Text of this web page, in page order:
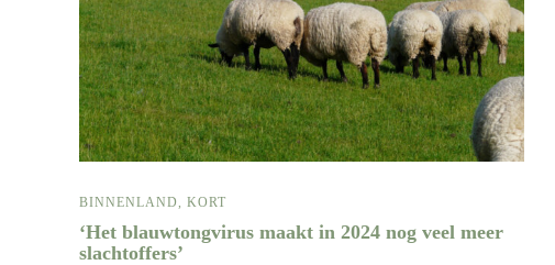
BINNENLAND KORT
‘Het blauwtongvirus maakt in 2024 nog veel meer
slachtoffers’